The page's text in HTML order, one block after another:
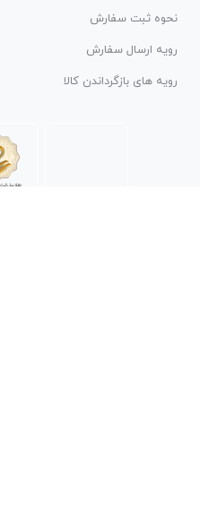
نحوه ثبت سفارش
رویه ارسال سفارش
رویه های بازگرداندن کالا